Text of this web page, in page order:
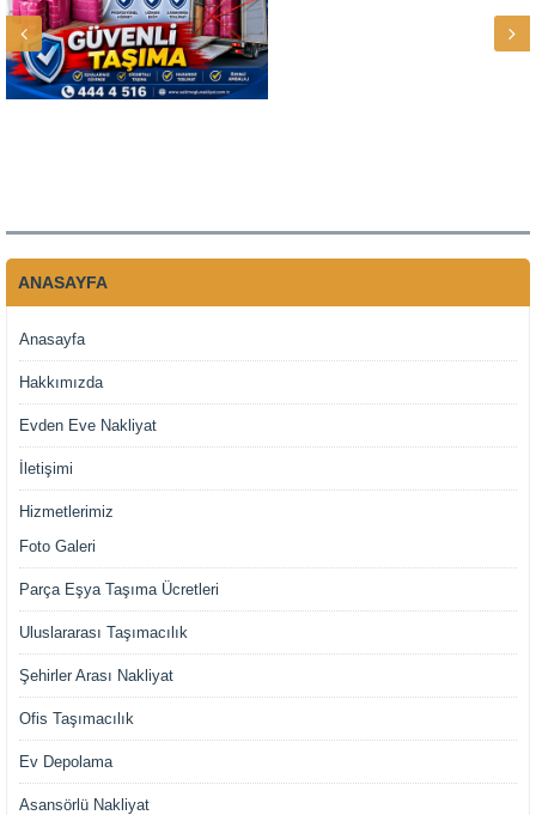
ANASAYFA
Anasayfa
Hakkımızda
Evden Eve Nakliyat
İletişimi
Hizmetlerimiz
Foto Galeri
Parça Eşya Taşıma Ücretleri
Uluslararası Taşımacılık
Şehirler Arası Nakliyat
Ofis Taşımacılık
Ev Depolama
Asansörlü Nakliyat